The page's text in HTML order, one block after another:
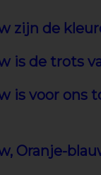
zijn de
is de trots
is voor ons
Oranje-